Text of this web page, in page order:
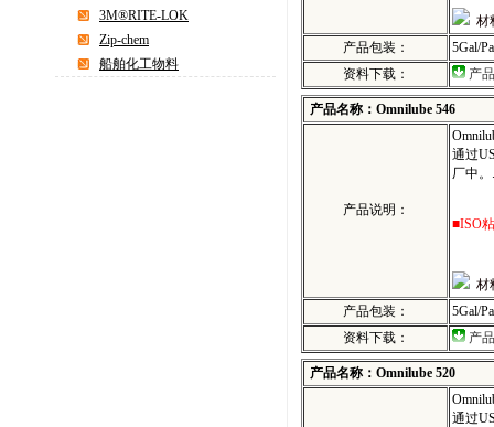
3M®RITE-LOK
Zip-chem
船舶化工物料
材
产品包装：
5Gal/
资料下载：
产
产品名称：Omnilube 546
产品说明：
通过
厂中。
■ISO
材
产品包装：
5Gal/
资料下载：
产
产品名称：Omnilube 520
通过